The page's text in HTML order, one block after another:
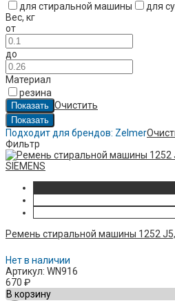
для стиральной машины
для
Вес, кг
от
до
Материал
резина
Очистить
Подходит для брендов: Zelmer
Фильтр
Ремень стиральной машины 1252 J5,
Нет в наличии
Артикул: WN916
670 ₽
В корзину